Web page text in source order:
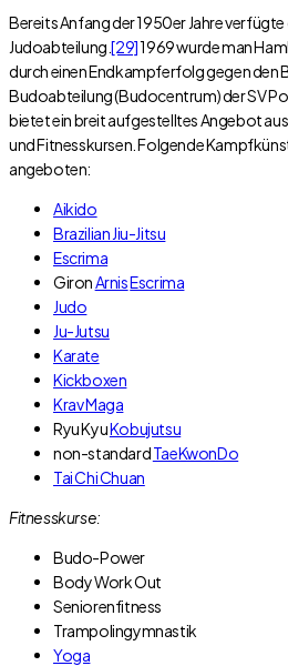
Bereits Anfang der 1950er Jahre verfügte
Judoabteilung.[29]1969 wurde man
durch einen Endkampferfolg gegen den
Budoabteilung (Budocentrum) der SV
bietet ein breit aufgestelltes Angebot
und Fitnesskursen. Folgende
angeboten:
Aikido
Brazilian Jiu-Jitsu
Escrima
Giron ArnisEscrima
Judo
Ju-Jutsu
Karate
Kickboxen
Krav Maga
Ryu KyuKobujutsu
non-standardTaeKwonDo
Tai Chi Chuan
Fitnesskurse:
Budo-Power
Body Work Out
Seniorenfitness
Trampolingymnastik
Yoga